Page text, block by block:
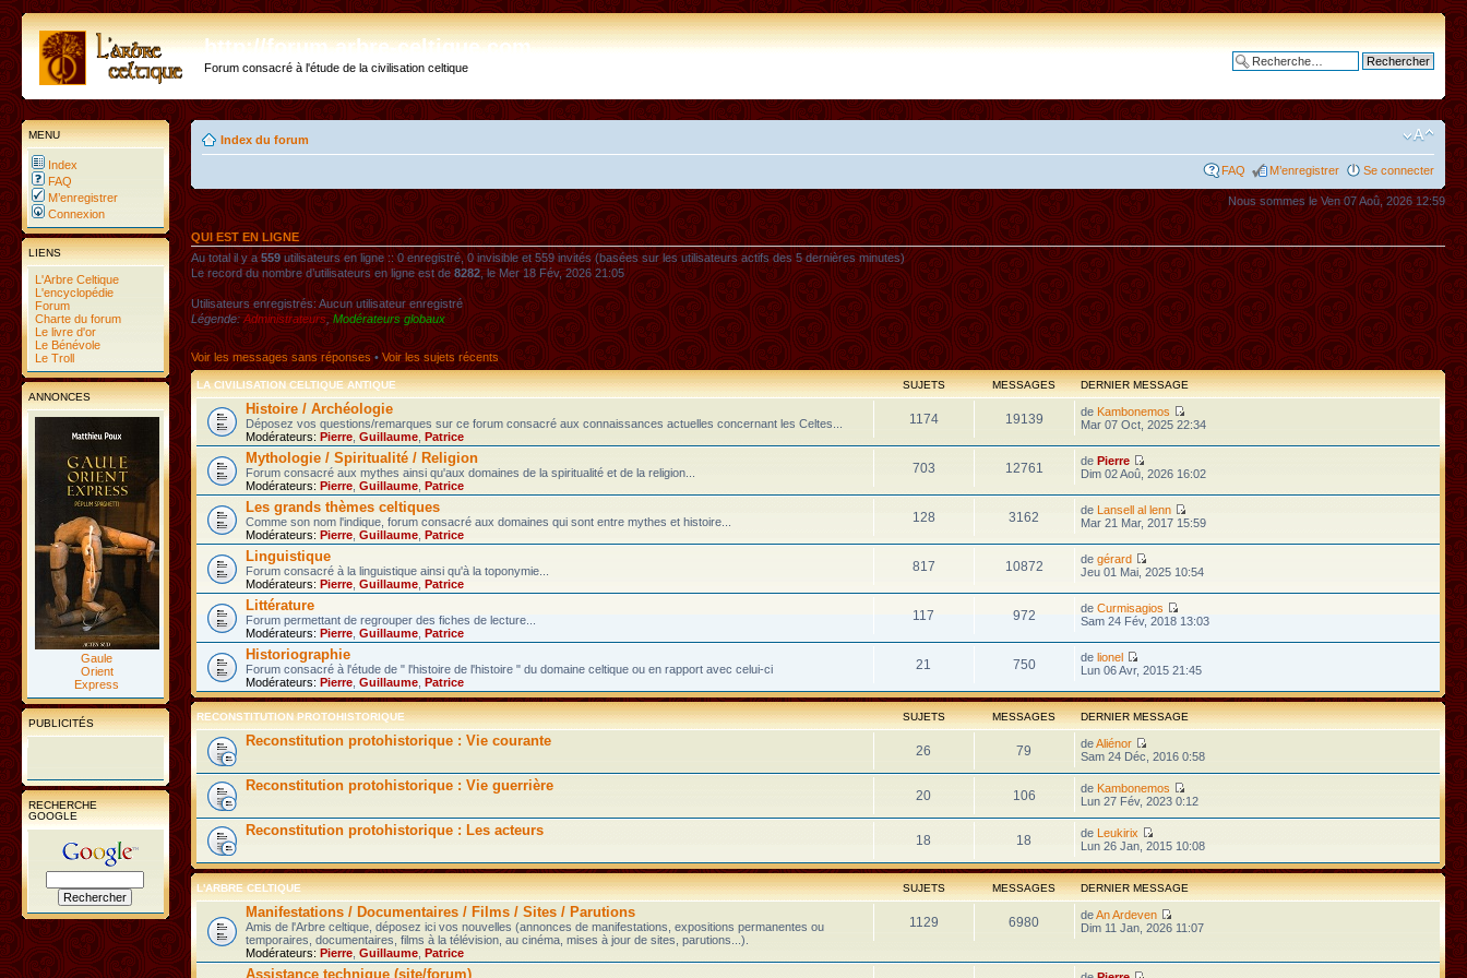
http://forum.arbre-celtique.com
Forum consacré à l'étude de la civilisation celtique
MENU
Index
FAQ
M’enregistrer
Connexion
LIENS
L'Arbre Celtique
L'encyclopédie
Forum
Charte du forum
Le livre d'or
Le Bénévole
Le Troll
ANNONCES
Gaule
Orient
Express
PUBLICITÉS
RECHERCHE
GOOGLE
Index du forum
FAQ M’enregistrer Se connecter
Nous sommes le Ven 07 Aoû, 2026 12:59
QUI EST EN LIGNE
Au total il y a559utilisateurs en ligne :: 0 enregistré, 0 invisible et 559 invités (basées sur les utilisateurs actifs des 5 dernières minutes)
Le record du nombre d’utilisateurs en ligne est de8282, le Mer 18 Fév, 2026 21:05
Utilisateurs enregistrés: Aucun utilisateur enregistré
Légende:Administrateurs,Modérateurs globaux
Voir les messages sans réponses•Voir les sujets récents
LA CIVILISATION CELTIQUE ANTIQUE SUJETS MESSAGES DERNIER MESSAGE
Histoire / Archéologie
Déposez vos questions/remarques sur ce forum consacré aux connaissances actuelles concernant les Celtes...
Modérateurs: Pierre Guillaume Patrice
1174 19139 de Kambonemos
Mar 07 Oct, 2025 22:34
Mythologie / Spiritualité / Religion
Forum consacré aux mythes ainsi qu'aux domaines de la spiritualité et de la religion...
Modérateurs: Pierre Guillaume Patrice
703 12761 de Pierre
Dim 02 Aoû, 2026 16:02
Les grands thèmes celtiques
Comme son nom l'indique, forum consacré aux domaines qui sont entre mythes et histoire...
Modérateurs: Pierre Guillaume Patrice
128 3162 de Lansell al lenn
Mar 21 Mar, 2017 15:59
Linguistique
Forum consacré à la linguistique ainsi qu'à la toponymie...
Modérateurs: Pierre Guillaume Patrice
817 10872 de gérard
Jeu 01 Mai, 2025 10:54
Littérature
Forum permettant de regrouper des fiches de lecture...
Modérateurs: Pierre Guillaume Patrice
117 972 de Curmisagios
Sam 24 Fév, 2018 13:03
Historiographie
Forum consacré à l'étude de " l'histoire de l'histoire " du domaine celtique ou en rapport avec celui-ci
Modérateurs: Pierre Guillaume Patrice
21 750 de lionel
Lun 06 Avr, 2015 21:45
RECONSTITUTION PROTOHISTORIQUE SUJETS MESSAGES DERNIER MESSAGE
Reconstitution protohistorique : Vie courante
26 79 deAliénor
Sam 24 Déc, 2016 0:58
Reconstitution protohistorique : Vie guerrière
20 106 de Kambonemos
Lun 27 Fév, 2023 0:12
Reconstitution protohistorique : Les acteurs
18 18 de Leukirix
Lun 26 Jan, 2015 10:08
L'ARBRE CELTIQUE SUJETS MESSAGES DERNIER MESSAGE
Manifestations / Documentaires / Films / Sites / Parutions
Amis de l'Arbre celtique, déposez ici vos nouvelles (annonces de manifestations, expositions permanentes ou
temporaires, documentaires, films à la télévision, au cinéma, mises à jour de sites, parutions...).
Modérateurs: Pierre Guillaume Patrice
1129 6980 deAn Ardeven
Dim 11 Jan, 2026 11:07
Assistance technique (site/forum)